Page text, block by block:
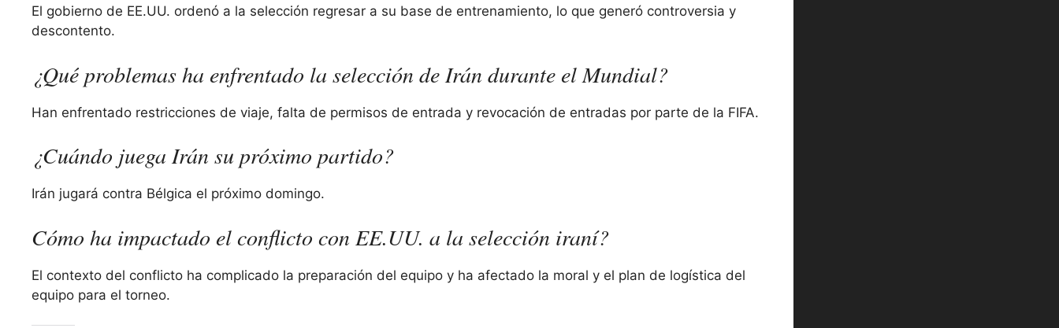
El gobierno de EE.UU. ordenó a la selección regresar a su base de entrenamiento, lo que generó controversia y
descontento.
¿Qué problemas ha enfrentado la selección de Irán durante el Mundial?
Han enfrentado restricciones de viaje, falta de permisos de entrada y revocación de entradas por parte de la FIFA.
¿Cuándo juega Irán su próximo partido?
Irán jugará contra Bélgica el próximo domingo.
Cómo ha impactado el conflicto con EE.UU. a la selección iraní?
El contexto del conflicto ha complicado la preparación del equipo y ha afectado la moral y el plan de logística del
equipo para el torneo.